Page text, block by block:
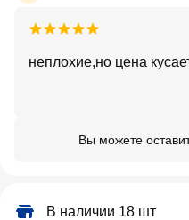
неплохие,но цена
Вы можете
В наличии 18 шт